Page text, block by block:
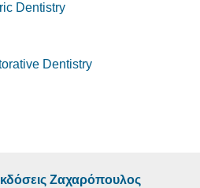
Dentistry
Dentistry
Ζαχαρόπουλος